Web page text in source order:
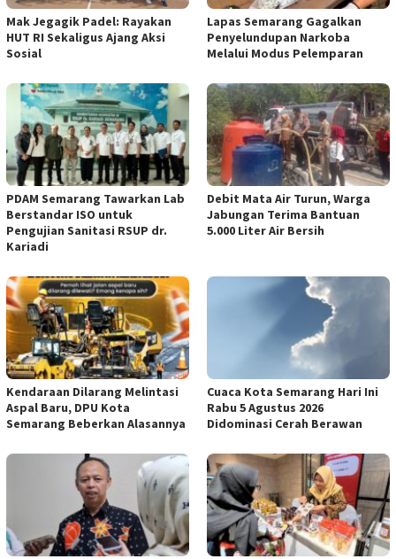
Mak Jegagik Padel: Rayakan
HUT RI Sekaligus Ajang Aksi
Sosial
Lapas Semarang Gagalkan
Penyelundupan Narkoba
Melalui Modus Pelemparan
PDAM Semarang Tawarkan Lab
Berstandar ISO untuk
Pengujian Sanitasi RSUP dr.
Kariadi
Debit Mata Air Turun, Warga
Jabungan Terima Bantuan
5.000 Liter Air Bersih
Kendaraan Dilarang Melintasi
Aspal Baru, DPU Kota
Semarang Beberkan Alasannya
Cuaca Kota Semarang Hari Ini
Rabu 5 Agustus 2026
Didominasi Cerah Berawan